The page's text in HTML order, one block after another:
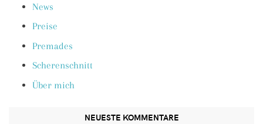
News
Preise
Premades
Scherenschnitt
Über mich
NEUESTE KOMMENTARE